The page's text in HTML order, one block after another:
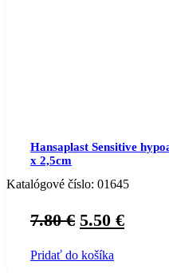
Hansaplast Sensitive
x 2,5cm
Katalógové číslo: 01645
7.80€ Original
was:
5.50 €
Pridať do košíka